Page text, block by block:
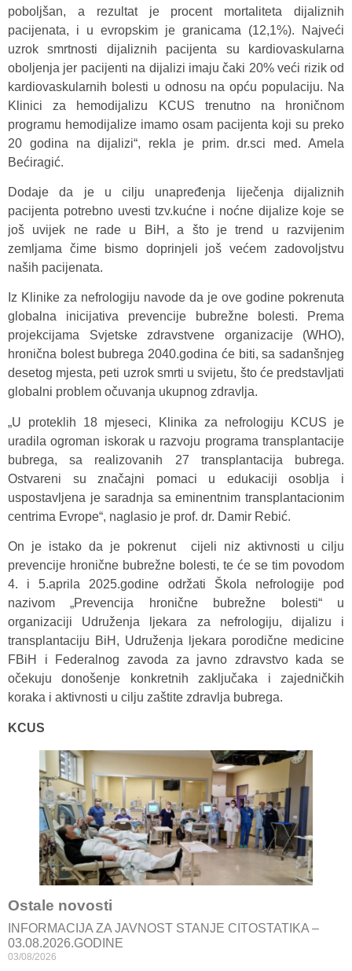
poboljšan, a rezultat je procent mortaliteta dijaliznih
pacijenata, i u evropskim je granicama (12,1%). Najveći
uzrok smrtnosti dijaliznih pacijenta su kardiovaskularna
oboljenja jer pacijenti na dijalizi imaju čaki 20% veći rizik od
kardiovaskularnih bolesti u odnosu na opću populaciju. Na
Klinici za hemodijalizu KCUS trenutno na hroničnom
programu hemodijalize imamo osam pacijenta koji su preko
20 godina na dijalizi“, rekla je prim. dr.sci med. Amela
Bećiragić.
Dodaje da je u cilju unapređenja liječenja dijaliznih
pacijenta potrebno uvesti tzv.kućne i noćne dijalize koje se
još uvijek ne rade u BiH, a što je trend u razvijenim
zemljama čime bismo doprinjeli još većem zadovoljstvu
naših pacijenata.
Iz Klinike za nefrologiju navode da je ove godine pokrenuta
globalna inicijativa prevencije bubrežne bolesti. Prema
projekcijama Svjetske zdravstvene organizacije (WHO),
hronična bolest bubrega 2040.godina će biti, sa sadanšnjeg
desetog mjesta, peti uzrok smrti u svijetu, što će predstavljati
globalni problem očuvanja ukupnog zdravlja.
„U proteklih 18 mjeseci, Klinika za nefrologiju KCUS je
uradila ogroman iskorak u razvoju programa transplantacije
bubrega, sa realizovanih 27 transplantacija bubrega.
Ostvareni su značajni pomaci u edukaciji osoblja i
uspostavljena je saradnja sa eminentnim transplantacionim
centrima Evrope“, naglasio je prof. dr. Damir Rebić.
On je istako da je pokrenut cijeli niz aktivnosti u cilju
prevencije hronične bubrežne bolesti, te će se tim povodom
4. i 5.aprila 2025.godine održati Škola nefrologije pod
nazivom „Prevencija hronične bubrežne bolesti“ u
organizaciji Udruženja ljekara za nefrologiju, dijalizu i
transplantaciju BiH, Udruženja ljekara porodične medicine
FBiH i Federalnog zavoda za javno zdravstvo kada se
očekuju donošenje konkretnih zaključaka i zajedničkih
koraka i aktivnosti u cilju zaštite zdravlja bubrega.
KCUS
Ostale novosti
INFORMACIJA ZA JAVNOST STANJE CITOSTATIKA –
03.08.2026.GODINE
03/08/2026